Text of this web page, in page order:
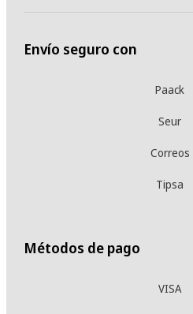
Envío seguro con
Paack
Seur
Correos
Tipsa
Métodos de pago
VISA